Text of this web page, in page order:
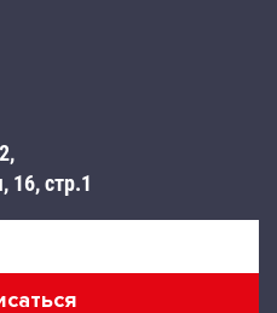
16, стр.1